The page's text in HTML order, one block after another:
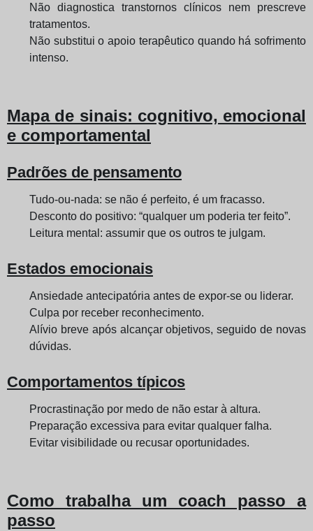
Não diagnostica transtornos clínicos nem prescreve
tratamentos.
Não substitui o apoio terapêutico quando há sofrimento
intenso.
Mapa de sinais: cognitivo, emocional
e comportamental
Padrões de pensamento
Tudo-ou-nada: se não é perfeito, é um fracasso.
Desconto do positivo: “qualquer um poderia ter feito”.
Leitura mental: assumir que os outros te julgam.
Estados emocionais
Ansiedade antecipatória antes de expor-se ou liderar.
Culpa por receber reconhecimento.
Alívio breve após alcançar objetivos, seguido de novas
dúvidas.
Comportamentos típicos
Procrastinação por medo de não estar à altura.
Preparação excessiva para evitar qualquer falha.
Evitar visibilidade ou recusar oportunidades.
Como trabalha um coach passo a
passo